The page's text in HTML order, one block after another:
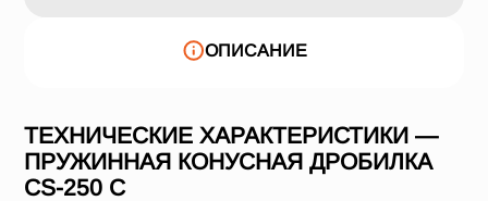
ОПИСАНИЕ
ТЕХНИЧЕСКИЕ ХАРАКТЕРИСТИКИ —
ПРУЖИННАЯ КОНУСНАЯ ДРОБИЛКА
СS-250 C